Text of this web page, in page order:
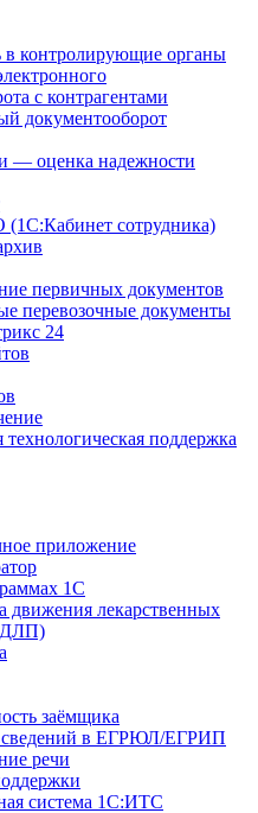
в контролирующие органы
с контрагентами
документооборот
оценка надежности
сотрудника)
первичных документов
перевозочные документы
24
поддержка
приложение
1С
движения лекарственных
заёмщика
сведений в ЕГРЮЛ/ЕГРИП
речи
система 1С:ИТС